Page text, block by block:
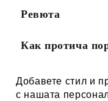
Ревюта
Как протича
Добавете стил и
с нашата